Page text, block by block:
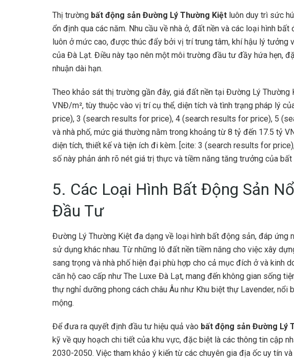
Thị trường bất động sản Đường Lý Thường Kiệt luôn duy trì sức
ổn định qua các năm. Nhu cầu về nhà ở, đất nền và các loại hình
luôn ở mức cao, được thúc đẩy bởi vị trí trung tâm, khí hậu lý tưởng
của Đà Lạt. Điều này tạo nên một môi trường đầu tư đầy hứa hẹn,
nhuận dài hạn.
Theo khảo sát thị trường gần đây, giá đất nền tại Đường Lý
VNĐ/m², tùy thuộc vào vị trí cụ thể, diện tích và tình trạng pháp lý
price), 3 (search results for price), 4 (search results for price), 5
và nhà phố, mức giá thường nằm trong khoảng từ 8 tỷ đến 17.5 tỷ
diện tích, thiết kế và tiện ích đi kèm. [cite: 3 (search results for
số này phản ánh rõ nét giá trị thực và tiềm năng tăng trưởng của
5. Các Loại Hình Bất Động Sản
Đầu Tư
Đường Lý Thường Kiệt đa dạng về loại hình bất động sản, đáp ứng
sử dụng khác nhau. Từ những lô đất nền tiềm năng cho việc xây
sang trọng và nhà phố hiện đại phù hợp cho cả mục đích ở và kinh
căn hộ cao cấp như The Luxe Đà Lạt, mang đến không gian sống
thự nghỉ dưỡng phong cách châu Âu như Khu biệt thự Lavender, nổi
mộng.
Để đưa ra quyết định đầu tư hiệu quả vào bất động sản Đường Lý
kỹ về quy hoạch chi tiết của khu vực, đặc biệt là các thông tin cập
2030-2050. Việc tham khảo ý kiến từ các chuyên gia địa ốc uy tín